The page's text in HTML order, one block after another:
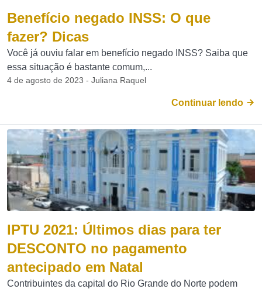
Benefício negado INSS: O que
fazer? Dicas
Você já ouviu falar em benefício negado INSS? Saiba que
essa situação é bastante comum,...
4 de agosto de 2023 - Juliana Raquel
Continuar lendo
IPTU 2021: Últimos dias para ter
DESCONTO no pagamento
antecipado em Natal
Contribuintes da capital do Rio Grande do Norte podem